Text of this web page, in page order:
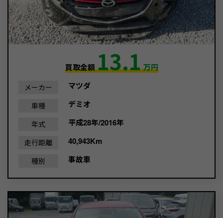
買取金額13.1万円
メーカー マツダ
車種 デミオ
年式 平成28年/2016年
走行距離 40,943Km
種別 事故車